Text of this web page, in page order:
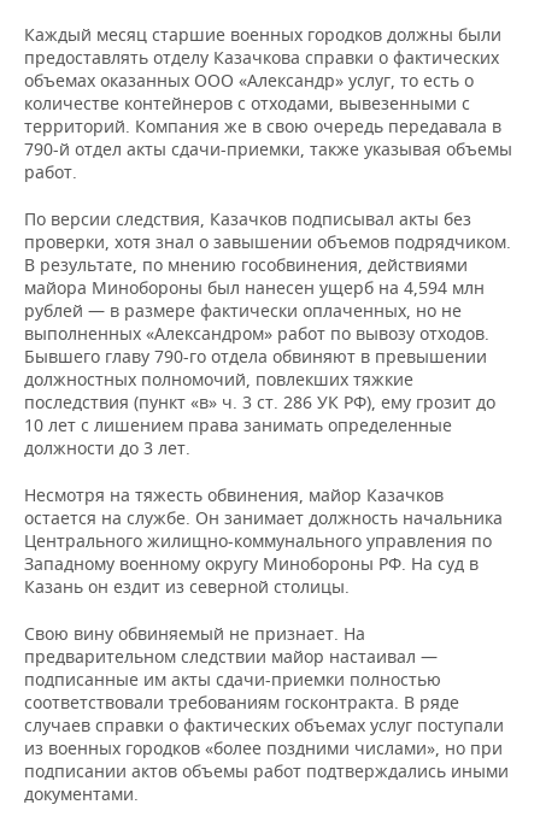
Каждый месяц старшие военных городков должны были
предоставлять отделу Казачкова справки о фактических
объемах оказанных ООО «Александр» услуг, то есть о
количестве контейнеров с отходами, вывезенными с
территорий. Компания же в свою очередь передавала в
790-й отдел акты сдачи-приемки, также указывая объемы
работ.
По версии следствия, Казачков подписывал акты без
проверки, хотя знал о завышении объемов подрядчиком.
В результате, по мнению гособвинения, действиями
майора Минобороны был нанесен ущерб на 4,594 млн
рублей — в размере фактически оплаченных, но не
выполненных «Александром» работ по вывозу отходов.
Бывшего главу 790-го отдела обвиняют в превышении
должностных полномочий, повлекших тяжкие
последствия (пункт «в» ч. 3 ст. 286 УК РФ), ему грозит до
10 лет с лишением права занимать определенные
должности до 3 лет.
Несмотря на тяжесть обвинения, майор Казачков
остается на службе. Он занимает должность начальника
Центрального жилищно-коммунального управления по
Западному военному округу Минобороны РФ. На суд в
Казань он ездит из северной столицы.
Свою вину обвиняемый не признает. На
предварительном следствии майор настаивал —
подписанные им акты сдачи-приемки полностью
соответствовали требованиям госконтракта. В ряде
случаев справки о фактических объемах услуг поступали
из военных городков «более поздними числами», но при
подписании актов объемы работ подтверждались иными
документами.